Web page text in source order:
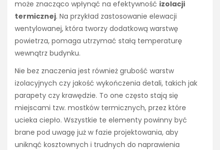
może znacząco wpłynąć na efektywność izolacji
termicznej. Na przykład zastosowanie elewacji
wentylowanej, która tworzy dodatkową warstwę
powietrza, pomaga utrzymać stałą temperaturę
wewnątrz budynku.
Nie bez znaczenia jest również grubość warstw
izolacyjnych czy jakość wykończenia detali, takich jak
parapety czy krawędzie. To one często stają się
miejscami tzw. mostków termicznych, przez które
ucieka ciepło. Wszystkie te elementy powinny być
brane pod uwagę już w fazie projektowania, aby
uniknąć kosztownych i trudnych do naprawienia